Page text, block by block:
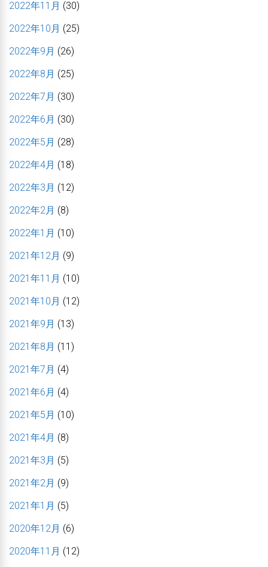
2022年11月 (30)
2022年10月 (25)
2022年9月 (26)
2022年8月 (25)
2022年7月 (30)
2022年6月 (30)
2022年5月 (28)
2022年4月 (18)
2022年3月 (12)
2022年2月 (8)
2022年1月 (10)
2021年12月 (9)
2021年11月 (10)
2021年10月 (12)
2021年9月 (13)
2021年8月 (11)
2021年7月 (4)
2021年6月 (4)
2021年5月 (10)
2021年4月 (8)
2021年3月 (5)
2021年2月 (9)
2021年1月 (5)
2020年12月 (6)
2020年11月 (12)